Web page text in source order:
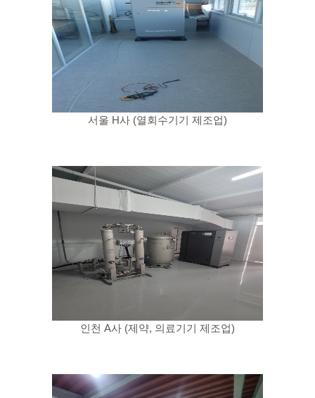
서울 H사 (열회수기기 제조업)
인천 A사 (제약, 의료기기 제조업)